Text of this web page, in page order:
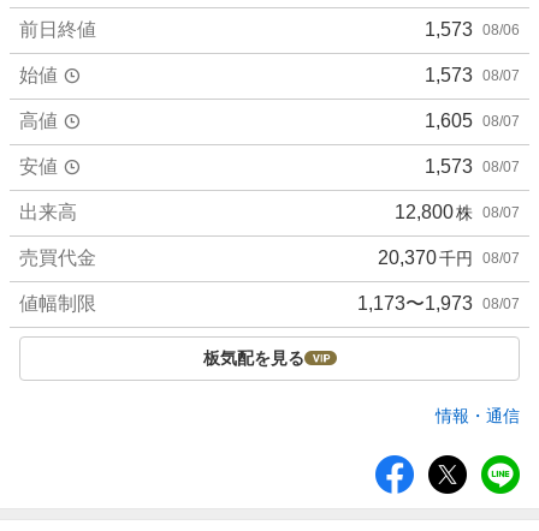
値
前日終値 1,573 08/06
始値 1,573 08/07
高値 1,605 08/07
安値 1,573 08/07
出来高 12,800株 08/07
売買代金 20,370千円 08/07
値幅制限 1,173〜1,973 08/07
板気配を見る
情報・通信
ア